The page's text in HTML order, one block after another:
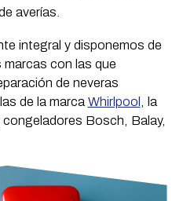
averías.
integral y disponemos de
con las que
de neveras
de la marca Whirlpool
, la
Bosch, Balay,